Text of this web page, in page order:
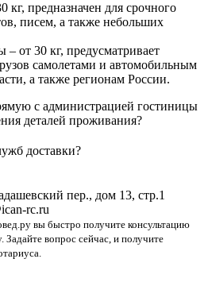
кг, предназначен для срочного
писем, а также небольших
– от 30 кг, предусматривает
самолетами и автомобильным
а также регионам России.
с администрацией гостиницы
деталей проживания?
доставки?
пер., дом 13, стр.1
rc.ru
вы быстро получите консультацию
вопрос сейчас, и получите